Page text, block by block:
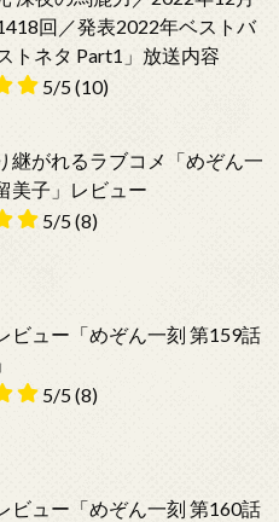
回／発表2022年ベストバ
トネタ Part1」放送内容
5/5(10)
継がれるラブコメ「めぞん一
美子」レビュー
5/5(8)
ビュー「めぞん一刻 第159話
5/5(8)
ビュー「めぞん一刻 第160話